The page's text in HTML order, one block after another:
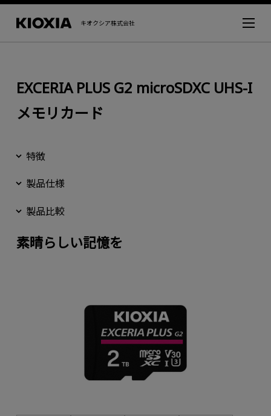
キオクシア株式会社
EXCERIA PLUS G2 microSDXC UHS-I
メモリカード
特徴
製品仕様
製品比較
素晴らしい記憶を